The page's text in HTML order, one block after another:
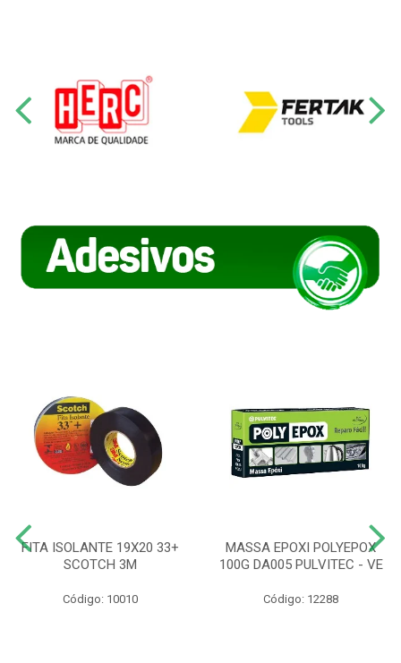
FITA ISOLANTE 19X20 33+
SCOTCH 3M
Código: 10010
MASSA EPOXI POLYEPOX
100G DA005 PULVITEC - VE
Código: 12288